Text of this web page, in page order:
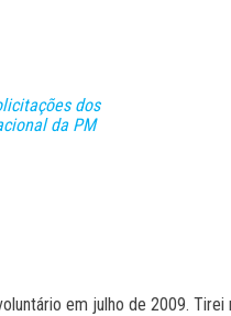
dos
da PM
em julho de 2009.